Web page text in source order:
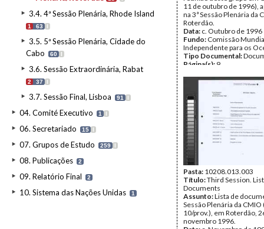
3.4. 4ª Sessão Plenária, Rhode Island
1 63 I
3.5. 5ª Sessão Plenária, Cidade do
Cabo
60 I
3.6. Sessão Extraordinária, Rabat
2 37 I
3.7. Sessão Final, Lisboa 91 I
04. Comité Executivo 1 I
06. Secretariado 15 I
07. Grupos de Estudo 259 I
08. Publicações 2
09. Relatório Final 2
10. Sistema das Nações Unidas 1
11 de outubro de 1996),
na 3ª Sessão Plenária da
Roterdão.
Data: c. Outubro de 1996
Fundo: Comissão
Independente para os
Tipo Documental:
Página(s): 9
Pasta: 10208.013.003
Título:Third Session.
Documents
Assunto:Lista de
Sessão Plenária da
10/prov.), em Roterdão,
novembro 1996.